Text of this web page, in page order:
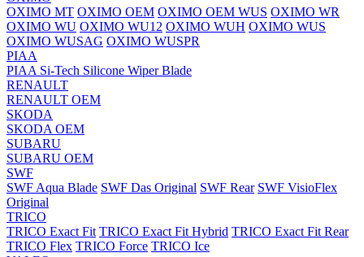
OXIMO MT OXIMO OEM OXIMO OEM WUS OXIMO WR
OXIMO WU OXIMO WU12 OXIMO WUH OXIMO WUS
OXIMO WUSAG OXIMO WUSPR
PIAA
PIAA Si-Tech Silicone Wiper Blade
RENAULT
RENAULT OEM
SKODA
SKODA OEM
SUBARU
SUBARU OEM
SWF
SWF Aqua Blade SWF Das Original SWF Rear SWF VisioFlex
Original
TRICO
TRICO Exact Fit TRICO Exact Fit Hybrid TRICO Exact Fit Rear
TRICO Flex TRICO Force TRICO Ice